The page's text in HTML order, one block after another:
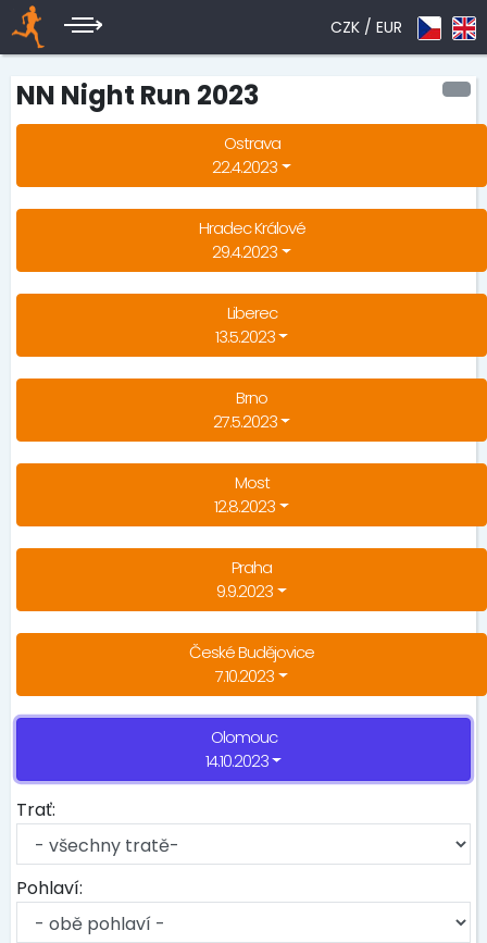
CZK / EUR
NN Night Run 2023
Ostrava
22.4.2023
Hradec Králové
29.4.2023
Liberec
13.5.2023
Brno
27.5.2023
Most
12.8.2023
Praha
9.9.2023
České Budějovice
7.10.2023
Olomouc
14.10.2023
Trať:
Pohlaví: